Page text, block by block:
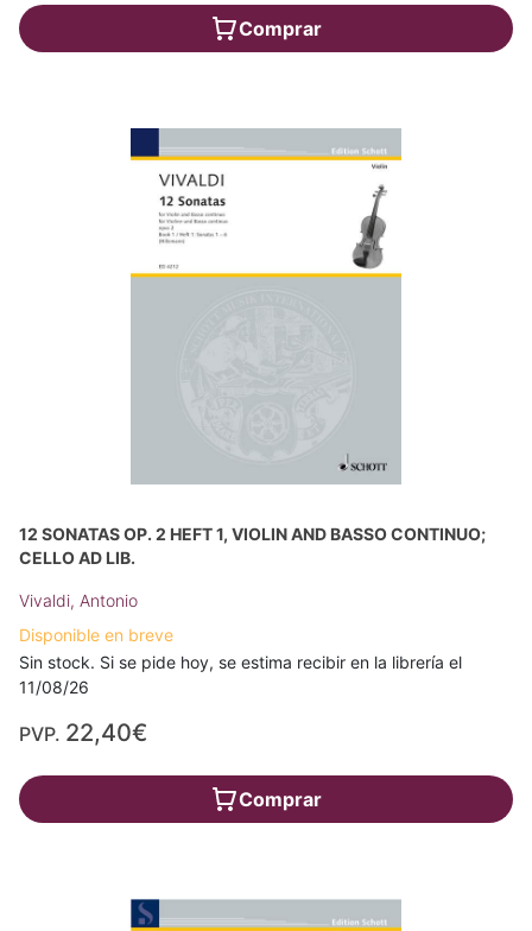
Comprar
12 SONATAS OP. 2 HEFT 1, VIOLIN AND BASSO CONTINUO;
CELLO AD LIB.
Vivaldi, Antonio
Disponible en breve
Sin stock. Si se pide hoy, se estima recibir en la librería el
11/08/26
PVP. 22,40€
Comprar